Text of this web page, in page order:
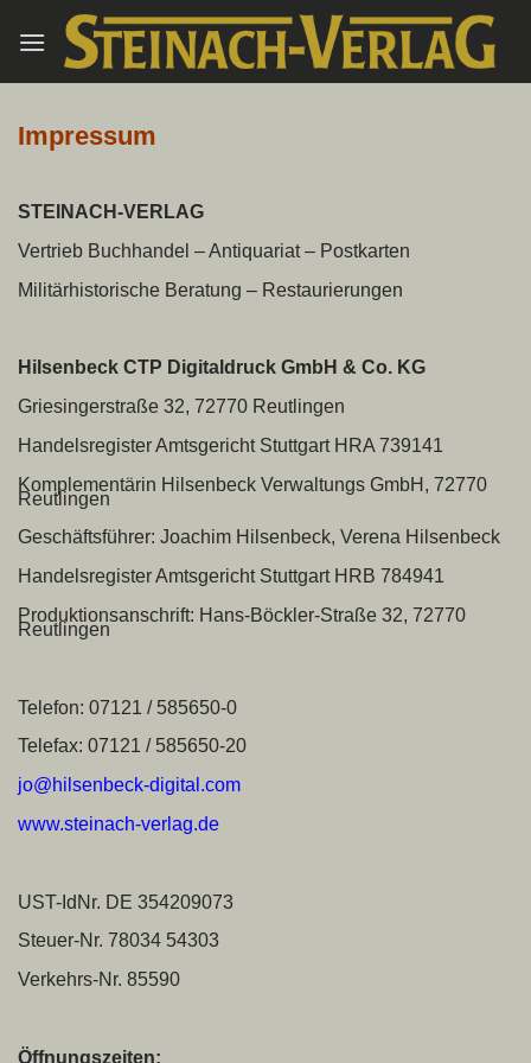
Inhalt
springen
Impressum
STEINACH-VERLAG
Vertrieb Buchhandel – Antiquariat – Postkarten
Militärhistorische Beratung – Restaurierungen
Hilsenbeck CTP Digitaldruck GmbH & Co. KG
Griesingerstraße 32, 72770 Reutlingen
Handelsregister Amtsgericht Stuttgart HRA 739141
Komplementärin Hilsenbeck Verwaltungs GmbH, 72770
Reutlingen
Geschäftsführer: Joachim Hilsenbeck, Verena Hilsenbeck
Handelsregister Amtsgericht Stuttgart HRB 784941
Produktionsanschrift: Hans-Böckler-Straße 32, 72770
Reutlingen
Telefon: 07121 / 585650-0
Telefax: 07121 / 585650-20
jo@hilsenbeck-digital.com
www.steinach-verlag.de
UST-IdNr. DE 354209073
Steuer-Nr. 78034 54303
Verkehrs-Nr. 85590
Öffnungszeiten: